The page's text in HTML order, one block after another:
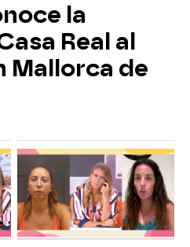
la
Real al
Mallorca de